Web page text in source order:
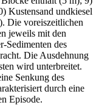
Kustensand undkiesel
Die voreiszeitlichen
jeweils mit den
Sedimenten des
Die Ausdehnung
wird unterbreitet.
Senkung des
durch eine
Episode.